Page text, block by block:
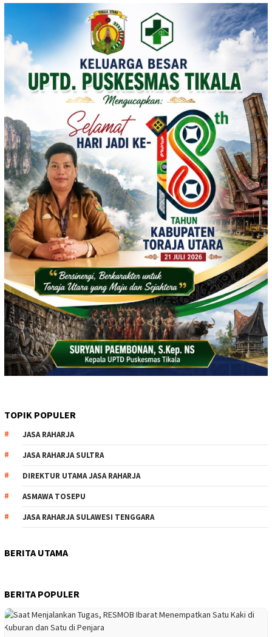
TOPIK POPULER
JASA RAHARJA
JASA RAHARJA SULTRA
DIREKTUR UTAMA JASA RAHARJA
ASMAWA TOSEPU
JASA RAHARJA SULAWESI TENGGARA
BERITA UTAMA
BERITA POPULER